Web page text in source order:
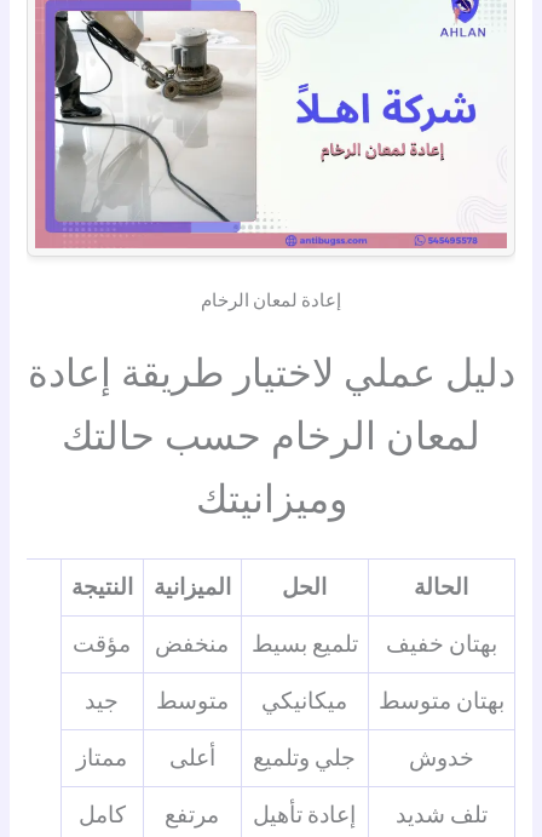
إعادة لمعان الرخام
دليل عملي لاختيار طريقة إعادة
لمعان الرخام حسب حالتك
وميزانيتك
الحالة الحل الميزانية النتيجة
بهتان خفيف تلميع بسيط منخفض مؤقت
بهتان متوسط ميكانيكي متوسط جيد
خدوش جلي وتلميع أعلى ممتاز
تلف شديد إعادة تأهيل مرتفع كامل